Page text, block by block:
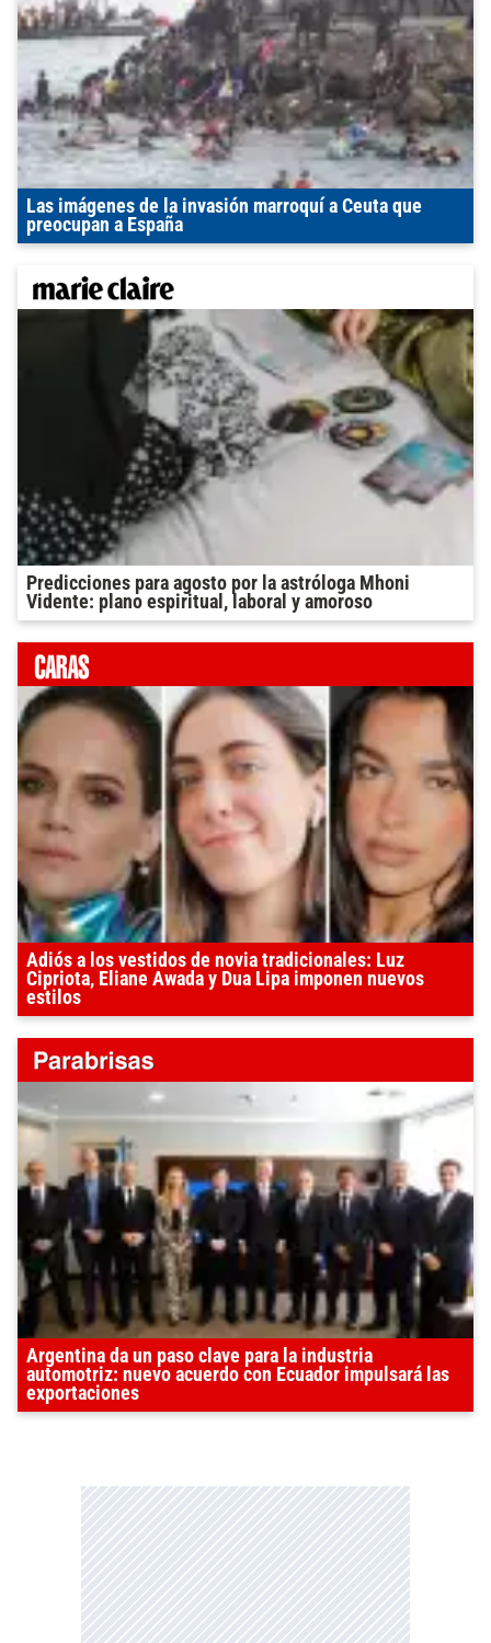
Las imágenes de la invasión marroquí a Ceuta que
preocupan a España
Predicciones para agosto por la astróloga Mhoni
Vidente: plano espiritual, laboral y amoroso
Adiós a los vestidos de novia tradicionales: Luz
Cipriota, Eliane Awada y Dua Lipa imponen nuevos
estilos
Argentina da un paso clave para la industria
automotriz: nuevo acuerdo con Ecuador impulsará las
exportaciones